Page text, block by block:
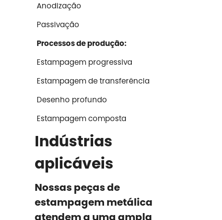
Anodização
Passivação
Processos de produção:
Estampagem progressiva
Estampagem de transferência
Desenho profundo
Estampagem composta
Indústrias
aplicáveis
Nossas peças de
estampagem metálica
atendem a uma ampla